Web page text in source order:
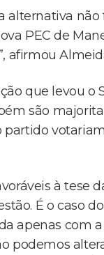
alternativa
PEC de
afirmou
que levou o
são
partido
à tese
É o caso
apenas com
podemos